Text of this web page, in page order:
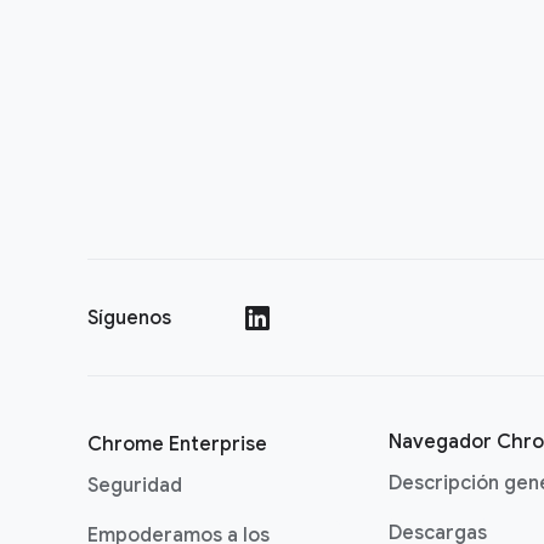
Síguenos
Chrome Enterprise
Seguridad
Empoderamos a los
Navegador
Descripción
Descargas